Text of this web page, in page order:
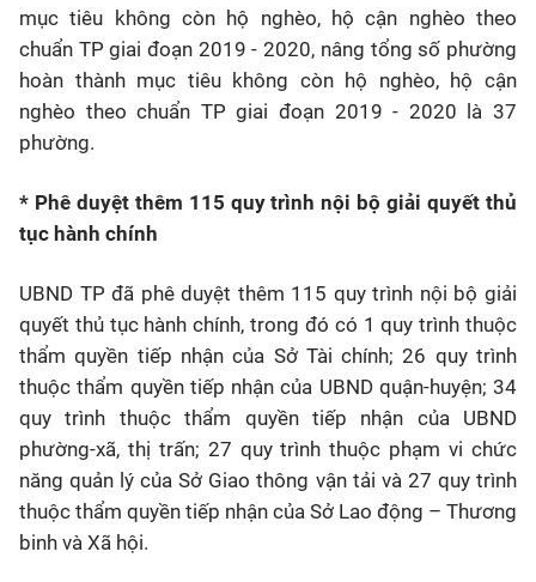
mục tiêu không còn hộ nghèo, hộ cận nghèo theo
chuẩn TP giai đoạn 2019 - 2020, nâng tổng số phường
hoàn thành mục tiêu không còn hộ nghèo, hộ cận
nghèo theo chuẩn TP giai đoạn 2019 - 2020 là 37
phường.
* Phê duyệt thêm 115 quy trình nội bộ giải quyết thủ
tục hành chính
UBND TP đã phê duyệt thêm 115 quy trình nội bộ giải
quyết thủ tục hành chính, trong đó có 1 quy trình thuộc
thẩm quyền tiếp nhận của Sở Tài chính; 26 quy trình
thuộc thẩm quyền tiếp nhận của UBND quận-huyện; 34
quy trình thuộc thẩm quyền tiếp nhận của UBND
phường-xã, thị trấn; 27 quy trình thuộc phạm vi chức
năng quản lý của Sở Giao thông vận tải và 27 quy trình
thuộc thẩm quyền tiếp nhận của Sở Lao động – Thương
binh và Xã hội.